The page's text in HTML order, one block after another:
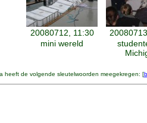
20080712, 11:30
mini wereld
heeft de volgende sleutelwoorden meegekregen: [